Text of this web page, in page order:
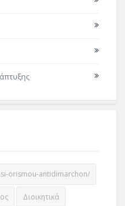
orismou-antidimarchon/
Διοικητικά